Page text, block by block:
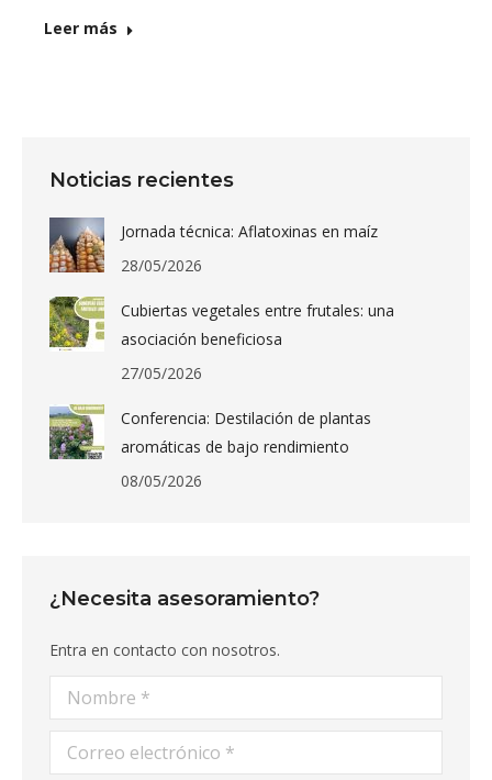
Leer más
Noticias recientes
Jornada técnica: Aflatoxinas en maíz
28/05/2026
Cubiertas vegetales entre frutales: una
asociación beneficiosa
27/05/2026
Conferencia: Destilación de plantas
aromáticas de bajo rendimiento
08/05/2026
¿Necesita asesoramiento?
Entra en contacto con nosotros.
Nombre *
Correo electrónico *